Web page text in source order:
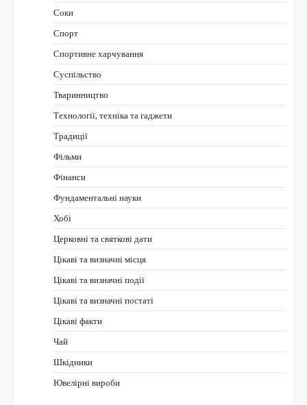
Соки
Спорт
Спортивне харчування
Суспільство
Тваринництво
Технології, техніка та гаджети
Традиції
Фільми
Фінанси
Фундаментальні науки
Хобі
Церковні та святкові дати
Цікаві та визначні місця
Цікаві та визначні події
Цікаві та визначні постаті
Цікаві факти
Чай
Шкідники
Ювелірні вироби